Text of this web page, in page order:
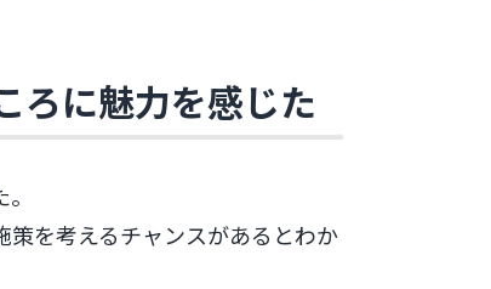
ろに魅力を感じた
を考えるチャンスがあるとわか